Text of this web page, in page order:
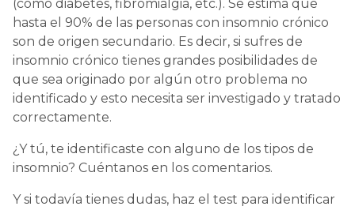
(como diabetes, fibromialgia, etc.). Se estima que
hasta el 90% de las personas con insomnio crónico
son de origen secundario. Es decir, si sufres de
insomnio crónico tienes grandes posibilidades de
que sea originado por algún otro problema no
identificado y esto necesita ser investigado y tratado
correctamente.
¿Y tú, te identificaste con alguno de los tipos de
insomnio? Cuéntanos en los comentarios.
Y si todavía tienes dudas, haz el test para identificar